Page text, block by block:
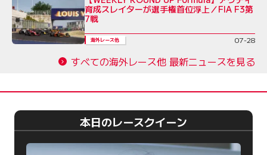
育成スレイターが選手権首位浮上／FIA F3第
7戦
海外レース他 07-28
すべての海外レース他 最新ニュースを見る
本日のレースクイーン